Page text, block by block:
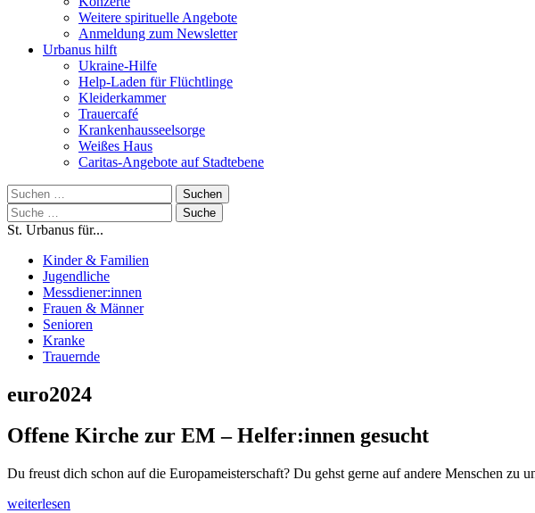
Weitere spirituelle Angebote
Anmeldung zum Newsletter
Urbanus hilft
Ukraine-Hilfe
Help-Laden für Flüchtlinge
Kleiderkammer
Trauercafé
Krankenhausseelsorge
Weißes Haus
Caritas-Angebote auf Stadtebene
Suchen
nach:
Suche
nach:
St. Urbanus für...
Kinder & Familien
Jugendliche
Messdiener:innen
Frauen & Männer
Senioren
Kranke
Trauernde
euro2024
Offene Kirche zur EM – Helfer:innen gesucht
Du freust dich schon auf die Europameisterschaft? Du gehst gerne auf andere Menschen
weiterlesen